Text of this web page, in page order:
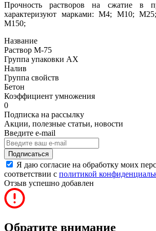
Прочность растворов на сжатие в
характеризуют марками: М4; М10;
М150;
Название
Раствор М-75
Группа упаковки AX
Налив
Группа свойств
Бетон
Коэффициент умножения
0
Подписка на рассылку
Акции, полезные статьи, новости
Введите e-mail
Подписаться
Я даю согласие на обработку моих
соответствии с политикой
Отзыв успешно добавлен
Обратите внимание